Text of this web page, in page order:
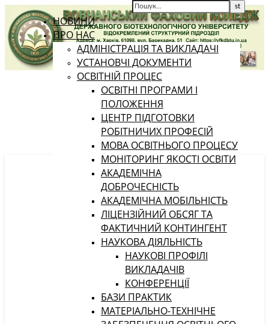
НОВИНИ
ПРО НАС
АДМІНІСТРАЦІЯ ТА ВИКЛАДАЧІ
УСТАНОВЧІ ДОКУМЕНТИ
ОСВІТНІЙ ПРОЦЕС
ОСВІТНІ ПРОГРАМИ І
ПОЛОЖЕННЯ
ЦЕНТР ПІДГОТОВКИ
РОБІТНИЧИХ ПРОФЕСІЙ
МОВА ОСВІТНЬОГО ПРОЦЕСУ
МОНІТОРИНГ ЯКОСТІ ОСВІТИ
АКАДЕМІЧНА
ДОБРОЧЕСНІСТЬ
АКАДЕМІЧНА МОБІЛЬНІСТЬ
ЛІЦЕНЗІЙНИЙ ОБСЯГ ТА
ФАКТИЧНИЙ КОНТИНГЕНТ
НАУКОВА ДІЯЛЬНІСТЬ
НАУКОВІ ПРОФІЛІ
ВИКЛАДАЧІВ
КОНФЕРЕНЦІЇ
БАЗИ ПРАКТИК
МАТЕРІАЛЬНО-ТЕХНІЧНЕ